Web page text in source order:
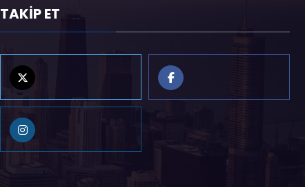
TAKİP ET